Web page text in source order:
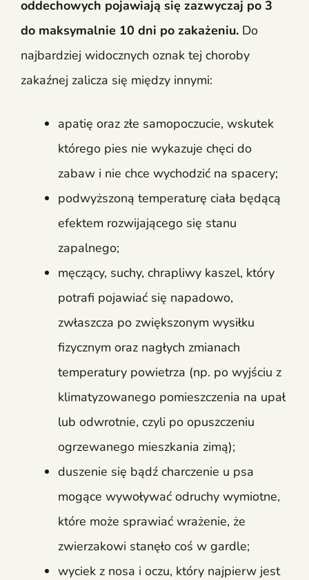
oddechowych pojawiają się zazwyczaj po 3
do maksymalnie 10 dni po zakażeniu. Do
najbardziej widocznych oznak tej choroby
zakaźnej zalicza się między innymi:
apatię oraz złe samopoczucie, wskutek
którego pies nie wykazuje chęci do
zabaw i nie chce wychodzić na spacery;
podwyższoną temperaturę ciała będącą
efektem rozwijającego się stanu
zapalnego;
męczący, suchy, chrapliwy kaszel, który
potrafi pojawiać się napadowo,
zwłaszcza po zwiększonym wysiłku
fizycznym oraz nagłych zmianach
temperatury powietrza (np. po wyjściu z
klimatyzowanego pomieszczenia na upał
lub odwrotnie, czyli po opuszczeniu
ogrzewanego mieszkania zimą);
duszenie się bądź charczenie u psa
mogące wywoływać odruchy wymiotne,
które może sprawiać wrażenie, że
zwierzakowi stanęło coś w gardle;
wyciek z nosa i oczu, który najpierw jest